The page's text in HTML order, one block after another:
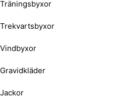
Träningsbyxor
Trekvartsbyxor
Vindbyxor
Gravidkläder
Jackor